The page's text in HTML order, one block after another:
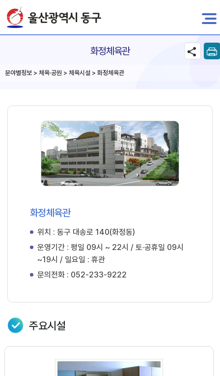
전자민원
화정체육관
분야별정보 > 체육·공원 > 체육시설 > 화정체육관
화정체육관
위치 : 동구 대송로 140(화정동)
운영기간 : 평일 09시 ~ 22시 / 토·공휴일 09시
~19시 / 일요일 : 휴관
문의전화 : 052-233-9222
주요시설